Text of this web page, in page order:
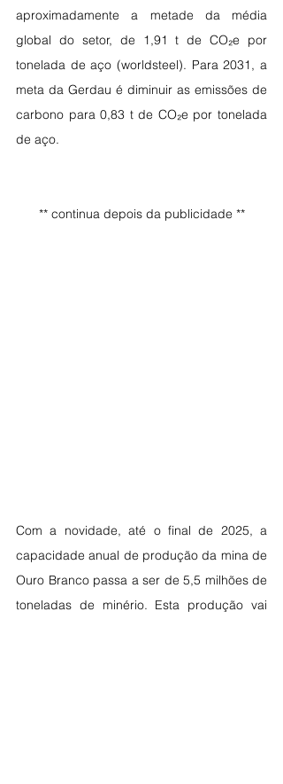
aproximadamente a metade da média
global do setor, de 1,91 t de CO₂e por
tonelada de aço (worldsteel). Para 2031, a
meta da Gerdau é diminuir as emissões de
carbono para 0,83 t de CO₂e por tonelada
de aço.
** continua depois da publicidade **
Com a novidade, até o final de 2025, a
capacidade anual de produção da mina de
Ouro Branco passa a ser de 5,5 milhões de
toneladas de minério. Esta produção vai